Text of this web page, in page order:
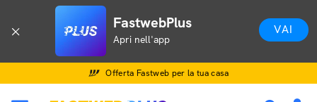
FastwebPlus
Apri nell'app
VAI
Offerta Fastweb per la tua casa